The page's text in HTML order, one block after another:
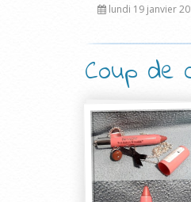
lundi 19 janvier
Coup de